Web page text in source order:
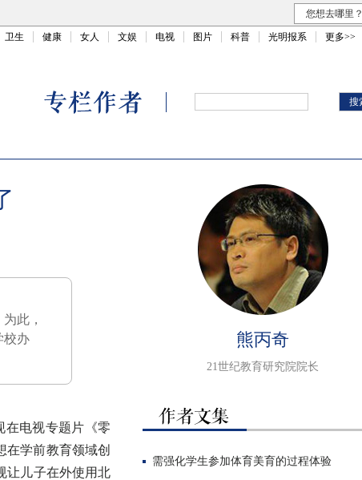
您想去哪里？
卫生 健康 女人 文娱 电视 图片 科普 光明报系 更多>>
此，
校办
电视专题片《零
在学前教育领域创
让儿子在外使用北
熊丙奇
21世纪教育研究院院长
需强化学生参加体育美育的过程体验